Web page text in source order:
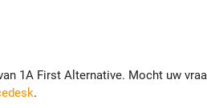
1A First Alternative. Mocht uw
.